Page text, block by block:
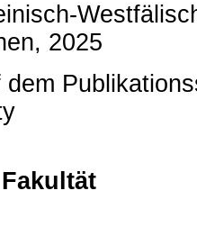
2025